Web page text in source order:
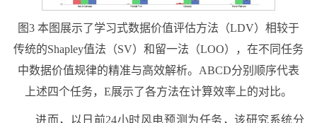
图3 本图展示了学习式数据价值评估方法（LDV）相较于
传统的Shapley值法（SV）和留一法（LOO），在不同任务
中数据价值规律的精准与高效解析。ABCD分别顺序代表
上述四个任务，E展示了各方法在计算效率上的对比。
进而，以日前24小时风电预测为任务，该研究系统分